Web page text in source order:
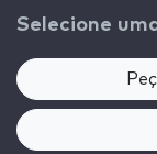
Selecione